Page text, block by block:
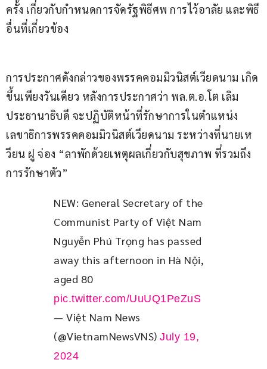
ครั้ง เกี่ยวกับกำหนดการจัดรัฐพิธีศพ การไว้อาลัย และพิธี
อื่นที่เกี่ยวข้อง
การประกาศดังกล่าวของพรรคคอมมิวนิสต์เวียดนาม เกิด
ขึ้นเพียงวันเดียว หลังการประกาศว่า พล.ต.อ.โต เลิม
ประธานาธิบดี จะปฏิบัติหน้าที่รักษาการในตำแหน่ง
เลขาธิการพรรคคอมมิวนิสต์เวียดนาม ระหว่างที่นายเห
วียน ฝู จ่อง “ลาพักด้วยเหตุผลเกี่ยวกับสุขภาพ ที่รวมถึง
การรักษาตัว”
NEW: General Secretary of the
Communist Party of Việt Nam
Nguyễn Phú Trọng has passed
away this afternoon in Hà Nội,
aged 80
pic.twitter.com/UuUQ1PeZuS
— Việt Nam News
(@VietnamNewsVNS) July 19,
2024